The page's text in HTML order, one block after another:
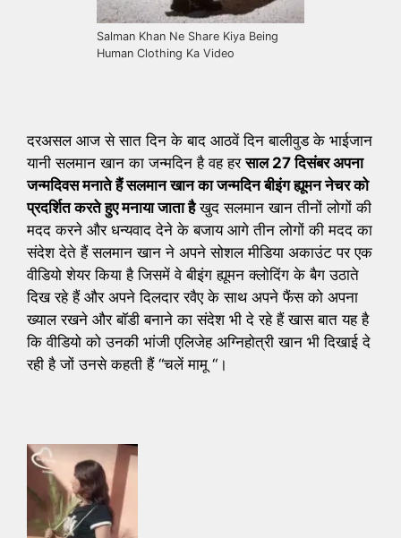
Salman Khan Ne Share Kiya Being
Human Clothing Ka Video
दरअसल आज से सात दिन के बाद आठवें दिन बालीवुड के भाईजान
यानी सलमान खान का जन्मदिन है वह हरसाल 27 दिसंबर अपना
जन्मदिवस मनाते हैं सलमान खान का जन्मदिन बीइंग ह्यूमन नेचर को
प्रदर्शित करते हुए मनाया जाता हैखुद सलमान खान तीनों लोगों की
मदद करने और धन्यवाद देने के बजाय आगे तीन लोगों की मदद का
संदेश देते हैं सलमान खान ने अपने सोशल मीडिया अकाउंट पर एक
वीडियो शेयर किया है जिसमें वे बीइंग ह्यूमन क्लोदिंग के बैग उठाते
दिख रहे हैं और अपने दिलदार रवैए के साथ अपने फैंस को अपना
ख्याल रखने और बाॅडी बनाने का संदेश भी दे रहे हैं खास बात यह है
कि वीडियो को उनकी भांजी एलिजेह अग्निहोत्री खान भी दिखाई दे
रही है जों उनसे कहती हैं “चलें मामू “।